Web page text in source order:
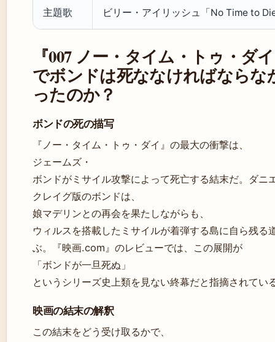
主題歌 ビリー・アイリッシュ「No Time to
『007 ノー・タイム・トゥ・ダ
でボンドは死ななければならな
ったのか？
ボンドの死の描写
『ノー・タイム・トゥ・ダイ』の最大の衝撃は、
ジェームズ・
ボンドがミサイル攻撃によって死亡する結末だ。ダニ
クレイグ版のボンドは、
娘マデリンとの再会を果たしながらも、
ウィルスを搭載したミサイルが着弾する島に自ら残る
ぶ。『映画.com』のレビューでは、この展開が
「ボンドが一旦死ぬ」
というシリーズ史上類を見ない終幕だと指摘されてい
映画の結末の解釈
この結末をどう受け取るかで、